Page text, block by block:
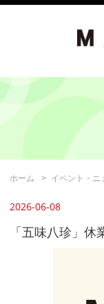
ホーム イベント・ニ
2026-06-08
「五味八珍」休